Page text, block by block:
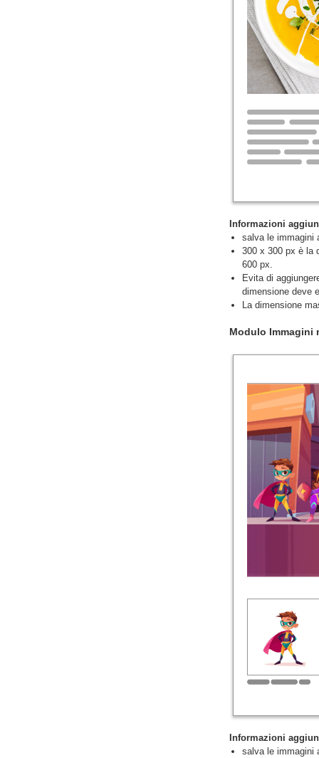
Informazioni
salva le immagini
300 x 300 px è la
600 px.
Evita di
dimensione deve
La dimensione
Modulo Immagini
Informazioni
salva le immagini